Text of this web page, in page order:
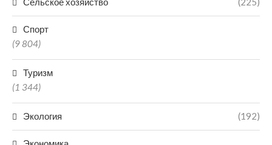
Спорт
(9 804)
Туризм
(1 344)
Экология (192)